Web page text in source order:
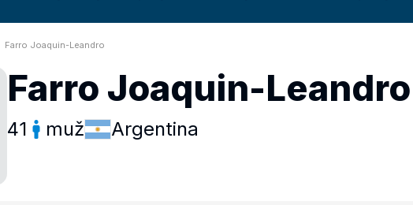
Farro Joaquin-Leandro
Farro Joaquin-Leandro
41 muž Argentina